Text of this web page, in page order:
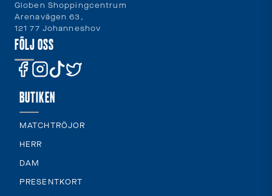
Globen Shoppingcentrum
Arenavägen 63,
121 77 Johanneshov
FÖLJ OSS
BUTIKEN
MATCHTRÖJOR
HERR
DAM
PRESENTKORT